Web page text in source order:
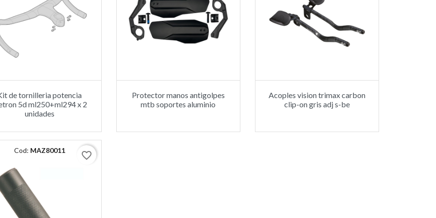
de tornilleria potencia
5d ml250+ml294 x 2
unidades
Protector manos antigolpes
mtb soportes aluminio
Acoples vision trimax carbon
clip-on gris adj s-be
Cod: MAZ80011 favorite_border